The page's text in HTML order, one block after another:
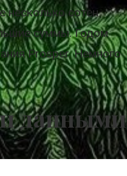
несколько сотен
суммы. Годом
Prosper. Немного
данными